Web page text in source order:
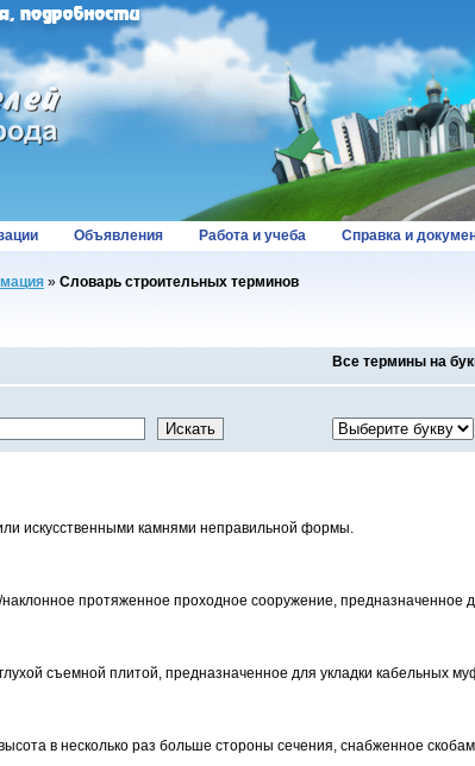
Объявления Работа и учеба Справка и
» Словарь строительных терминов
Все термины на
искусственными камнями неправильной формы.
протяженное проходное сооружение, предназначенное
съемной плитой, предназначенное для укладки кабельных
в несколько раз больше стороны сечения, снабженное